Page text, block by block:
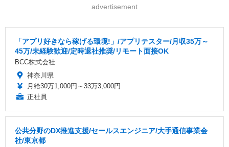
advertisement
「アプリ好きなら稼げる環境!」/アプリテスター/月収35万～
45万/未経験歓迎/定時退社推奨/リモート面接OK
BCC株式会社
神奈川県
月給30万1,000円～33万3,000円
正社員
公共分野のDX推進支援/セールスエンジニア/大手通信事業会
社/東京都